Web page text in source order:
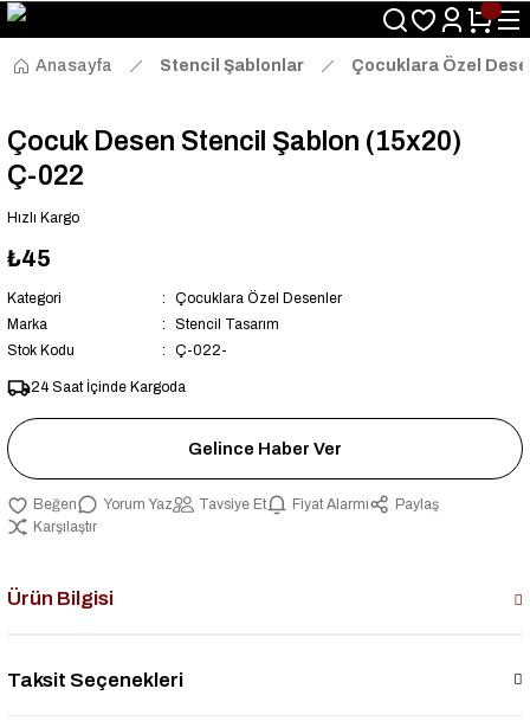
Size Özel "HG10" Kodu ile Sepette Hemen %10 İndirim Fırsatını
Kaçırmayın!
Anasayfa
Stencil Şablonlar Çocuklara Özel
Çocuk Desen Stencil Şablon (15x20)
Ç-022
Hızlı Kargo
₺45
Kategori
Çocuklara Özel Desenler
Marka
Stencil Tasarım
Stok Kodu
Ç-022-
24 Saat İçinde Kargoda
Gelince Haber Ver
Yorum Yaz Tavsiye Et Fiyat Alarmı
Paylaş
Karşılaştır
Ürün Bilgisi
Taksit Seçenekleri